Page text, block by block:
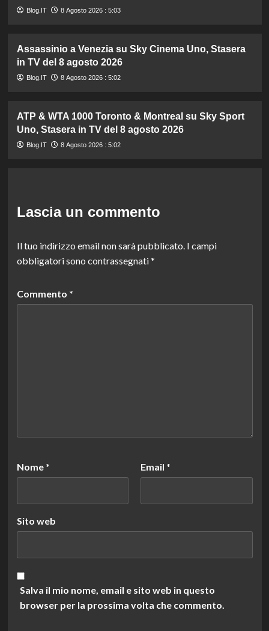
Blog.IT 8 Agosto 2026 : 5:03
Assassinio a Venezia su Sky Cinema Uno, Stasera
in TV del 8 agosto 2026
Blog.IT 8 Agosto 2026 : 5:02
ATP & WTA 1000 Toronto & Montreal su Sky Sport
Uno, Stasera in TV del 8 agosto 2026
Blog.IT 8 Agosto 2026 : 5:02
Lascia un commento
Il tuo indirizzo email non sarà pubblicato. I campi
obbligatori sono contrassegnati*
Commento *
Nome * Email *
Sito web
Salva il mio nome, email e sito web in questo
browser per la prossima volta che commento.